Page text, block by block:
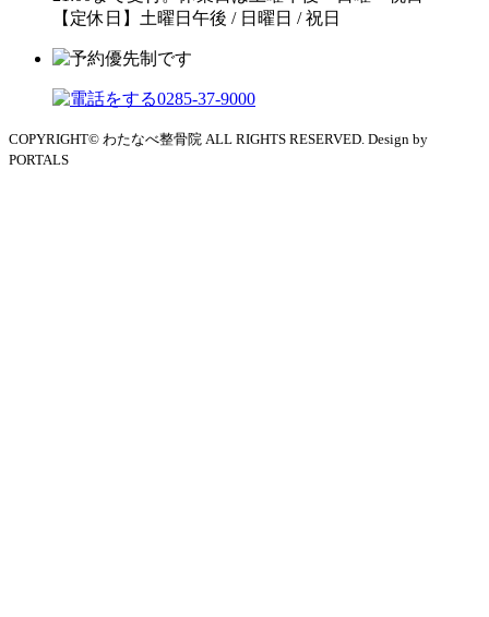
【定休日】土曜日午後 / 日曜日 / 祝日
COPYRIGHT© わたなべ整骨院 ALL RIGHTS RESERVED. Design by
PORTALS